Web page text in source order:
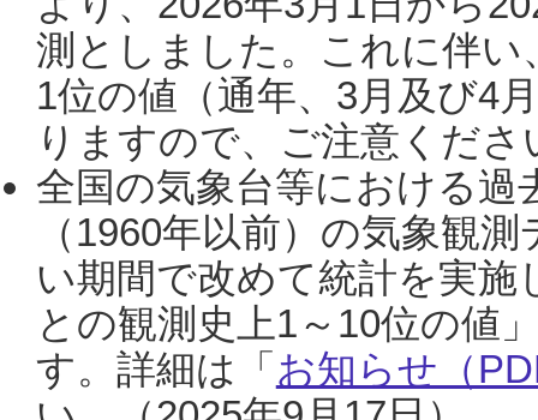
測としました。これに伴い
1位の値（通年、3月及び4
りますので、ご注意くだ
全国の気象台等における過
（1960年以前）の気象観
い期間で改めて統計を実
との観測史上1～10位の値
す。詳細は「 お知らせ（